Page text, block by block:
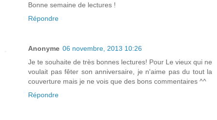
Bonne semaine de lectures !
Répondre
Anonyme 06 novembre, 2013 10:26
Je te souhaite de très bonnes lectures! Pour Le vieux qui ne
voulait pas fêter son anniversaire, je n'aime pas du tout la
couverture mais je ne vois que des bons commentaires ^^
Répondre